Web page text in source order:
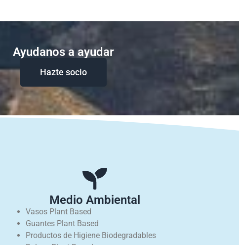
Ayudanos a ayudar
Hazte socio
Medio Ambiental
Vasos Plant Based
Guantes Plant Based
Productos de Higiene Biodegradables